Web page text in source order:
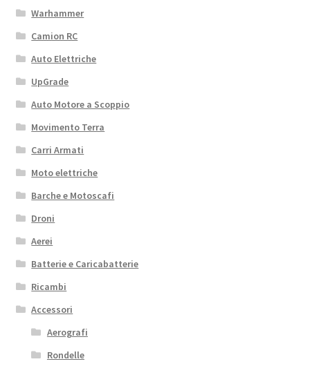
Warhammer
Camion RC
Auto Elettriche
UpGrade
Auto Motore a Scoppio
Movimento Terra
Carri Armati
Moto elettriche
Barche e Motoscafi
Droni
Aerei
Batterie e Caricabatterie
Ricambi
Accessori
Aerografi
Rondelle